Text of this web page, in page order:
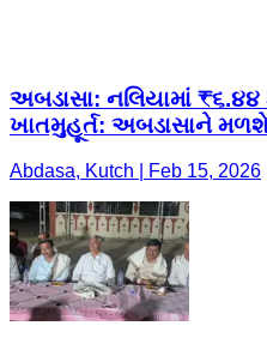
અબડાસા: નલિયામાં ₹૬.૪૪
ખાતમુહૂર્ત: અબડાસાને
Abdasa, Kutch | Feb 15, 2026